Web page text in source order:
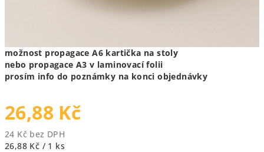
možnost propagace A6 kartička na stoly
nebo propagace A3 v laminovací folii
prosím info do poznámky na konci objednávky
26,88 Kč
24 Kč bez DPH
Měrná
26,88 Kč / 1 ks